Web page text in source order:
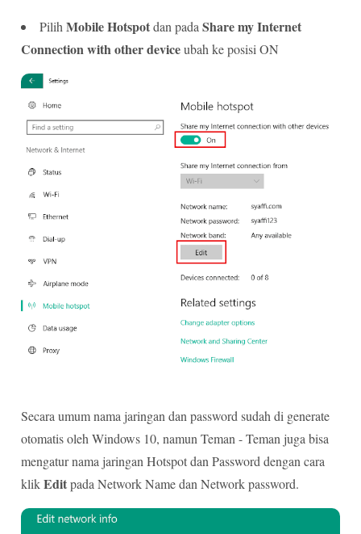
PilihMobile Hotspotdan padaShare my Internet
Connection with other deviceubah ke posisi ON
Secara umum nama jaringan dan password sudah di generate
otomatis oleh Windows 10, namun Teman - Teman juga bisa
mengatur nama jaringan Hotspot dan Password dengan cara
klikEditpada Network Name dan Network password.